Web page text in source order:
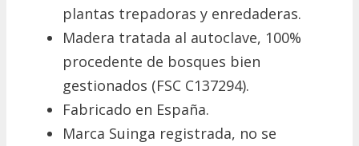
plantas trepadoras y enredaderas.
Madera tratada al autoclave, 100%
procedente de bosques bien
gestionados (FSC C137294).
Fabricado en España.
Marca Suinga registrada, no se